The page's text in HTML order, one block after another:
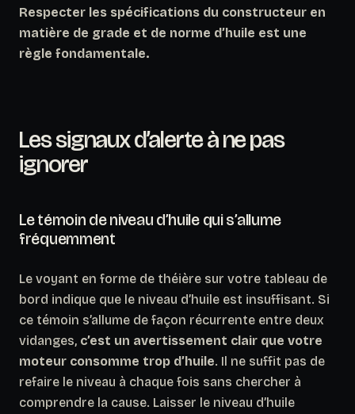
Respecter les spécifications du constructeur en
matière de grade et de norme d’huile est une
règle fondamentale.
Les signaux d’alerte à ne pas
ignorer
Le témoin de niveau d’huile qui s’allume
fréquemment
Le voyant en forme de théière sur votre tableau de
bord indique que le niveau d’huile est insuffisant. Si
ce témoin s’allume de façon récurrente entre deux
vidanges, c’est un avertissement clair que votre
moteur consomme trop d’huile. Il ne suffit pas de
refaire le niveau à chaque fois sans chercher à
comprendre la cause. Laisser le niveau d’huile